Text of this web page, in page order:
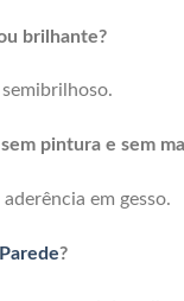
brilhante?
pintura e sem
em gesso.
Parede?